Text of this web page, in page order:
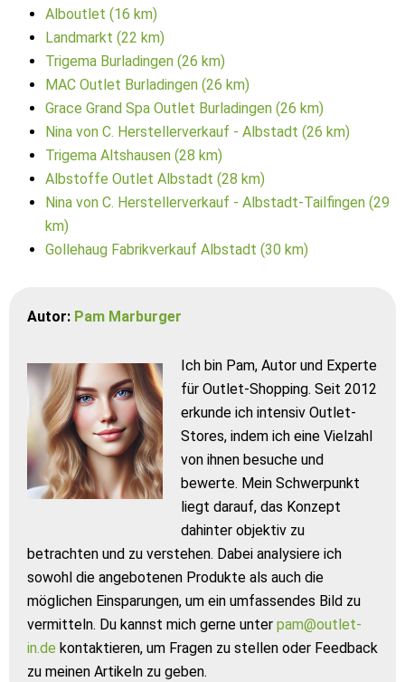
Alboutlet (16 km)
Landmarkt (22 km)
Trigema Burladingen (26 km)
MAC Outlet Burladingen (26 km)
Grace Grand Spa Outlet Burladingen (26 km)
Nina von C. Herstellerverkauf - Albstadt (26 km)
Trigema Altshausen (28 km)
Albstoffe Outlet Albstadt (28 km)
Nina von C. Herstellerverkauf - Albstadt-Tailfingen (29
km)
Gollehaug Fabrikverkauf Albstadt (30 km)
Autor: Pam Marburger
Ich bin Pam, Autor und Experte
für Outlet-Shopping. Seit 2012
erkunde ich intensiv Outlet-
Stores, indem ich eine Vielzahl
von ihnen besuche und
bewerte. Mein Schwerpunkt
liegt darauf, das Konzept
dahinter objektiv zu
betrachten und zu verstehen. Dabei analysiere ich
sowohl die angebotenen Produkte als auch die
möglichen Einsparungen, um ein umfassendes Bild zu
vermitteln. Du kannst mich gerne unter pam@outlet-
in.de kontaktieren, um Fragen zu stellen oder Feedback
zu meinen Artikeln zu geben.